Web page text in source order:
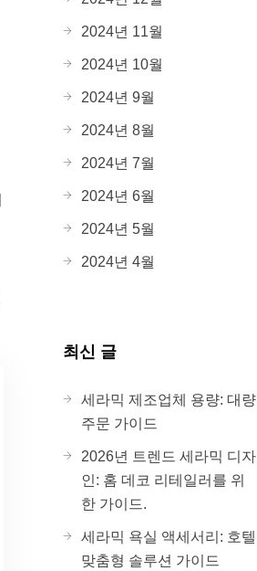
2024년 11월
2024년 10월
2024년 9월
2024년 8월
2024년 7월
2024년 6월
2024년 5월
2024년 4월
최신 글
세라믹 제조업체 용량: 대량
주문 가이드
2026년 트렌드 세라믹 디자
인: 홈 데코 리테일러를 위
한 가이드.
세라믹 욕실 액세서리: 호텔
맞춤형 솔루션 가이드